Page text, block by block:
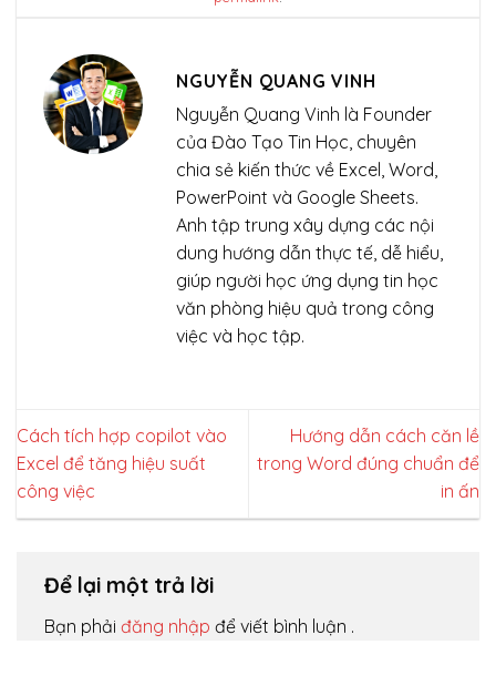
NGUYỄN QUANG VINH
Nguyễn Quang Vinh là Founder
của Đào Tạo Tin Học, chuyên
chia sẻ kiến thức về Excel, Word,
PowerPoint và Google Sheets.
Anh tập trung xây dựng các nội
dung hướng dẫn thực tế, dễ hiểu,
giúp người học ứng dụng tin học
văn phòng hiệu quả trong công
việc và học tập.
Cách tích hợp copilot vào
Excel để tăng hiệu suất
công việc
Hướng dẫn cách căn lề
trong Word đúng chuẩn để
in ấn
Để lại một trả lời
Bạn phải đăng nhập để viết bình luận .